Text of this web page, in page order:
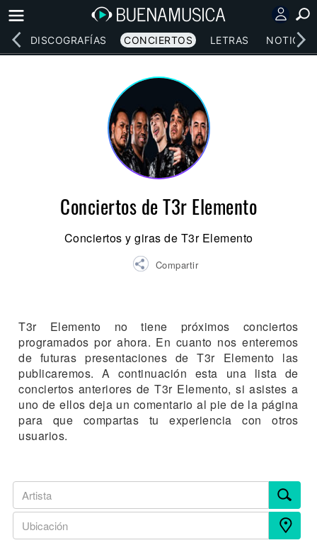
DISCOGRAFÍAS CONCIERTOS LETRAS NOTICIAS
Conciertos de T3r Elemento
Conciertos y giras de T3r Elemento
Compartir
T3r Elemento no tiene próximos conciertos
programados por ahora. En cuanto nos enteremos
de futuras presentaciones de T3r Elemento las
publicaremos. A continuación esta una lista de
conciertos anteriores de T3r Elemento, si asistes a
uno de ellos deja un comentario al pie de la página
para que compartas tu experiencia con otros
usuarios.